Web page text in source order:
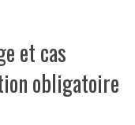
et cas
obligatoire